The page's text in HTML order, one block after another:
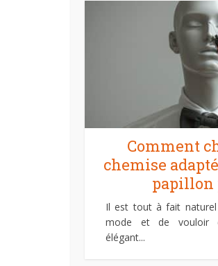
Comment
chemise
papillon
Il est tout à fait naturel
mode et de vouloir
élégant...